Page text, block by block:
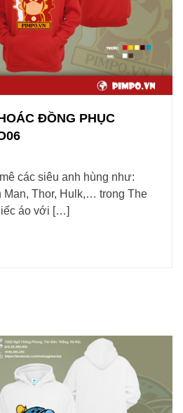
ĐỒNG PHỤC
các siêu anh hùng như:
Man, Thor, Hulk,… trong The
áo với […]